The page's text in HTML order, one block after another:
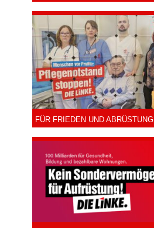
FÜR FRIEDEN UND ABRÜSTUNG